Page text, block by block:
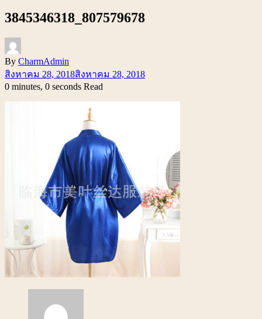
3845346318_807579678
By CharmAdmin
สิงหาคม 28, 2018สิงหาคม 28, 2018
0 minutes, 0 seconds Read